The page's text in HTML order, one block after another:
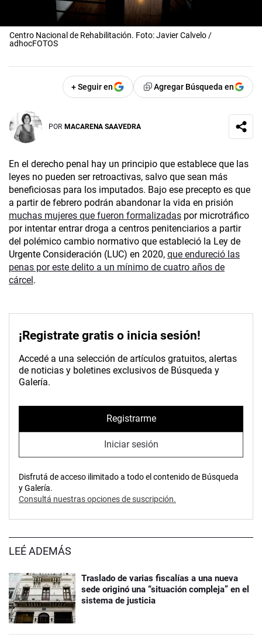
Centro Nacional de Rehabilitación. Foto: Javier Calvelo /
adhocFOTOS
+ Seguir en Agregar Búsqueda en
POR MACARENA SAAVEDRA
En el derecho penal hay un principio que establece que las
leyes no pueden ser retroactivas, salvo que sean más
beneficiosas para los imputados. Bajo ese precepto es que
a partir de febrero podrán abandonar la vida en prisión
muchas mujeres que fueron formalizadas por microtráfico
por intentar entrar droga a centros penitenciarios a partir
del polémico cambio normativo que estableció la Ley de
Urgente Consideración (LUC) en 2020, que endureció las
penas por este delito a un mínimo de cuatro años de
cárcel.
¡Registrate gratis o inicia sesión!
Accedé a una selección de artículos gratuitos, alertas
de noticias y boletines exclusivos de Búsqueda y
Galería.
Registrarme
Iniciar sesión
Disfrutá de acceso ilimitado a todo el contenido de Búsqueda
y Galería.
Consultá nuestras opciones de suscripción.
LEÉ ADEMÁS
Traslado de varias fiscalías a una nueva
sede originó una “situación compleja” en el
sistema de justicia